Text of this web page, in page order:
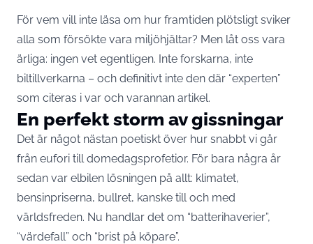
För vem vill inte läsa om hur framtiden plötsligt sviker
alla som försökte vara miljöhjältar? Men låt oss vara
ärliga: ingen vet egentligen. Inte forskarna, inte
biltillverkarna – och definitivt inte den där “experten”
som citeras i var och varannan artikel.
En perfekt storm av gissningar
Det är något nästan poetiskt över hur snabbt vi går
från eufori till domedagsprofetior. För bara några år
sedan var elbilen lösningen på allt: klimatet,
bensinpriserna, bullret, kanske till och med
världsfreden. Nu handlar det om “batterihaverier”,
“värdefall” och “brist på köpare”.